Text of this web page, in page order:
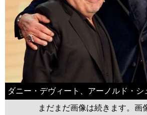
ダニー・デヴィート、アーノルド・
まだまだ画像は続きます。画